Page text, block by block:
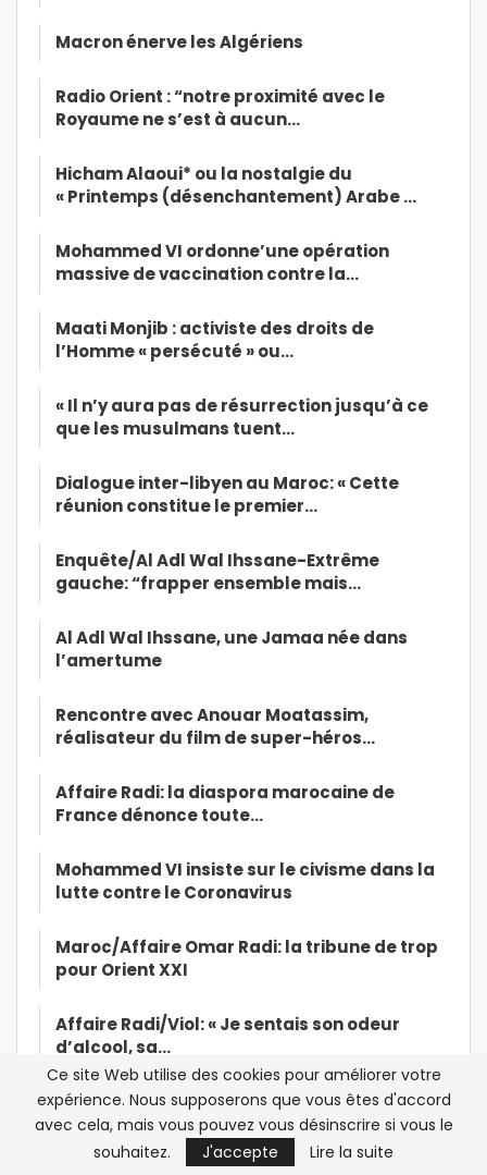
Macron énerve les Algériens
Radio Orient : “notre proximité avec le
Royaume ne s’est à aucun…
Hicham Alaoui* ou la nostalgie du
« Printemps (désenchantement) Arabe …
Mohammed VI ordonne’une opération
massive de vaccination contre la…
Maati Monjib : activiste des droits de
l’Homme « persécuté » ou…
« Il n’y aura pas de résurrection jusqu’à ce
que les musulmans tuent…
Dialogue inter-libyen au Maroc: « Cette
réunion constitue le premier…
Enquête/Al Adl Wal Ihssane-Extrême
gauche: “frapper ensemble mais…
Al Adl Wal Ihssane, une Jamaa née dans
l’amertume
Rencontre avec Anouar Moatassim,
réalisateur du film de super-héros…
Affaire Radi: la diaspora marocaine de
France dénonce toute…
Mohammed VI insiste sur le civisme dans la
lutte contre le Coronavirus
Maroc/Affaire Omar Radi: la tribune de trop
pour Orient XXI
Affaire Radi/Viol: « Je sentais son odeur
d’alcool, sa…
Qui a encore peur de Human Rights Watch ?
Exclusif-Sexe, mensonges et vidéo : la
Ce site Web utilise des cookies pour améliorer votre
expérience. Nous supposerons que vous êtes d'accord
avec cela, mais vous pouvez vous désinscrire si vous le
souhaitez.
J'accepte Lire la suite